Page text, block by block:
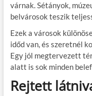
várnak. Sétányok,
belvárosok teszik
Ezek a városok
időd van, és szeretnél
Egy jól megtervezett
alatt is sok minden
Rejtett